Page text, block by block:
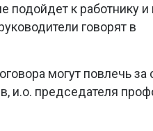
подойдет к работнику и
говорят в
могут повлечь за
и.о. председателя